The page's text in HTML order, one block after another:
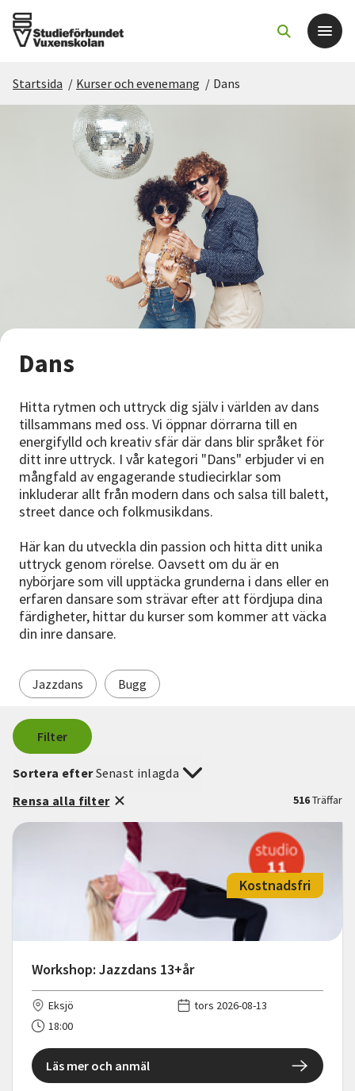
Det här gör vi
För dig som
Sök kurser och evenemang
Starta studiecirkel
Nyheter
Avdelningar
Lyssna
Startsida / Kurser och evenemang / Dans
Dans
Hitta rytmen och uttryck dig själv i världen av dans
tillsammans med oss. Vi öppnar dörrarna till en
energifylld och kreativ sfär där dans blir språket för
ditt inre uttryck. I vår kategori "Dans" erbjuder vi en
mångfald av engagerande studiecirklar som
inkluderar allt från modern dans och salsa till balett,
street dance och folkmusikdans.
Här kan du utveckla din passion och hitta ditt unika
uttryck genom rörelse. Oavsett om du är en
nybörjare som vill upptäcka grunderna i dans eller en
erfaren dansare som strävar efter att fördjupa dina
färdigheter, hittar du kurser som kommer att väcka
din inre dansare.
Jazzdans Bugg
Filter
516Träffar
Sortera efterSenast inlagda
Rensa alla filter
Workshop: Jazzdans 13+år
Kostnadsfri
Eksjö
tors 2026-08-13
18:00
Läs mer och anmäl